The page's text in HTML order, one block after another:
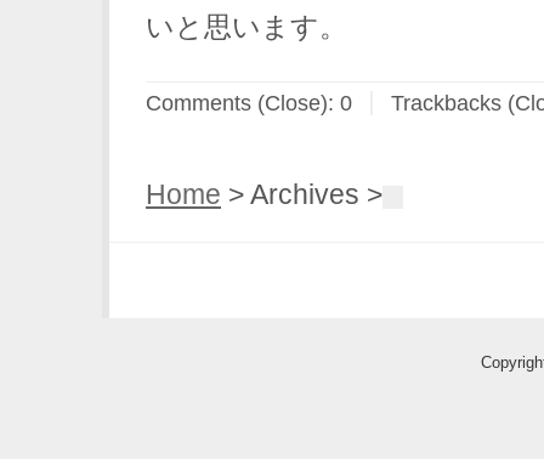
いと思います。
Comments (Close): 0 Trackbacks
Home > Archives >